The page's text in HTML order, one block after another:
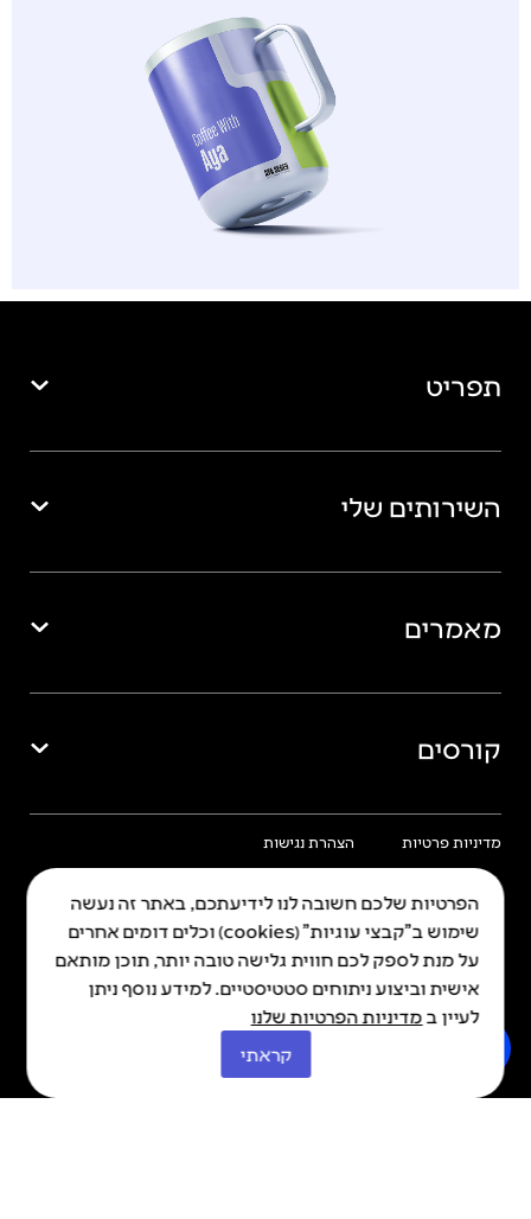
תפריט
השירותים שלי
מאמרים
קורסים
מדיניות פרטיות הצהרת נגישות
Made By Kadabra
כל הזכויות שמורות © איה 2026
הפרטיות שלכם חשובה לנו לידיעתכם, באתר זה נעשה
שימוש ב"קבצי עוגיות" (cookies) וכלים דומים אחרים
על מנת לספק לכם חווית גלישה טובה יותר, תוכן מותאם
אישית וביצוע ניתוחים סטטיסטיים. למידע נוסף ניתן
לעיין במדיניות הפרטיות שלנו
קראתי